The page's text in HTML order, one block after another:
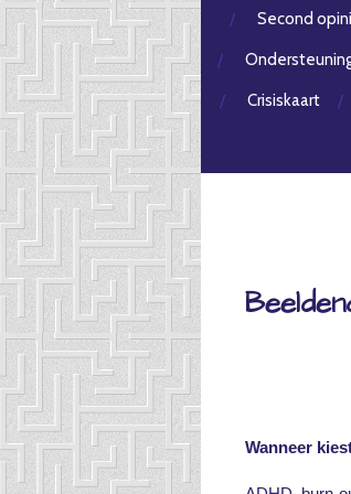
Second
Crisiskaart
Wanneer